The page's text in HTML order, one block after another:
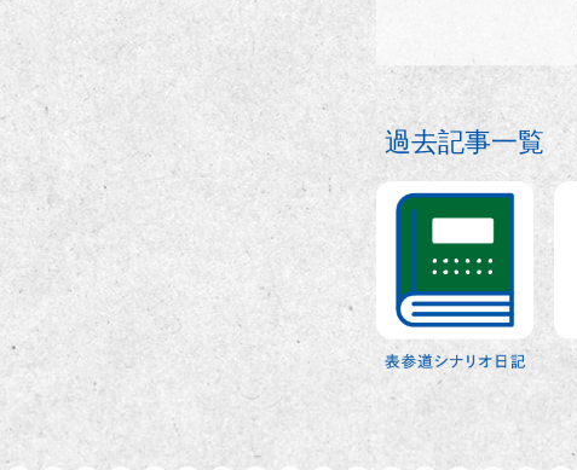
過去記事一覧